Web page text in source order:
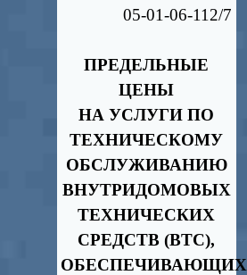
05-01-06-112/7
ПРЕДЕЛЬНЫЕ
ЦЕНЫ
НА УСЛУГИ ПО
ТЕХНИЧЕСКОМУ
ОБСЛУЖИВАНИЮ
ВНУТРИДОМОВЫХ
ТЕХНИЧЕСКИХ
СРЕДСТВ (ВТС),
ОБЕСПЕЧИВАЮЩИХ